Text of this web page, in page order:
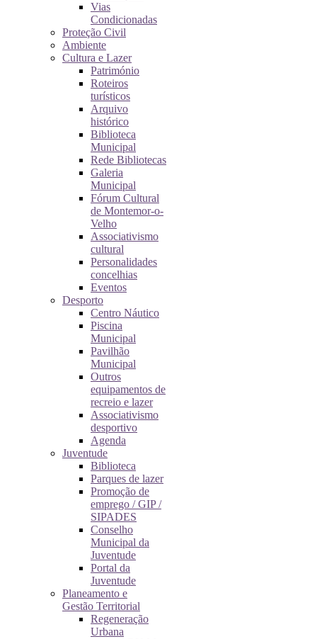
Vias
Condicionadas
Proteção Civil
Ambiente
Cultura e Lazer
Património
Roteiros
turísticos
Arquivo
histórico
Biblioteca
Municipal
Rede Bibliotecas
Galeria
Municipal
Fórum Cultural
de Montemor-o-
Velho
Associativismo
cultural
Personalidades
concelhias
Eventos
Desporto
Centro Náutico
Piscina
Municipal
Pavilhão
Municipal
Outros
equipamentos de
recreio e lazer
Associativismo
desportivo
Agenda
Juventude
Biblioteca
Parques de lazer
Promoção de
emprego / GIP /
SIPADES
Conselho
Municipal da
Juventude
Portal da
Juventude
Planeamento e
Gestão Territorial
Regeneração
Urbana